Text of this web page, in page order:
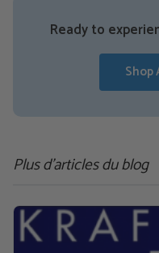
Ready to
Shop
Plus d'articles du blog